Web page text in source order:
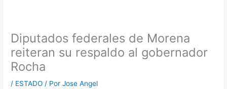
Diputados federales de Morena
reiteran su respaldo al gobernador
Rocha
/ ESTADO / PorJose Angel